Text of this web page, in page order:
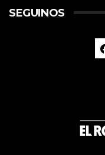
SEGUINOS